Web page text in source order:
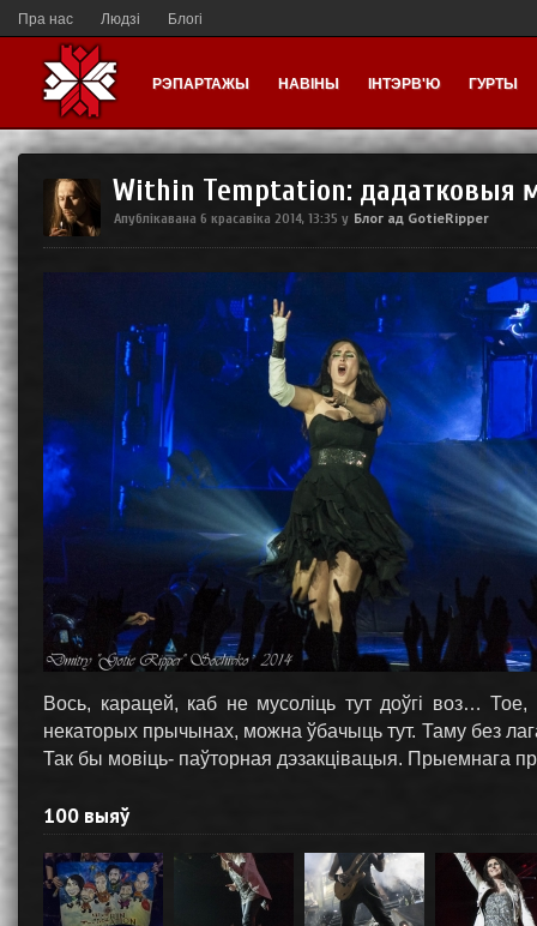
Пра нас Людзі Блогі
РЭПАРТАЖЫ НАВІНЫ ІНТЭРВ'Ю ГУРТЫ
Within Temptation: дадатковыя
Апублікавана 6 красавіка 2014, 13:35 у Блог ад GotieRipper
Вось, карацей, каб не мусоліць тут доўгі воз…
некаторых прычынах, можна ўбачыць тут. Таму без
Так бы мовіць- паўторная дэзакцівацыя. Прыемнага
100 выяў